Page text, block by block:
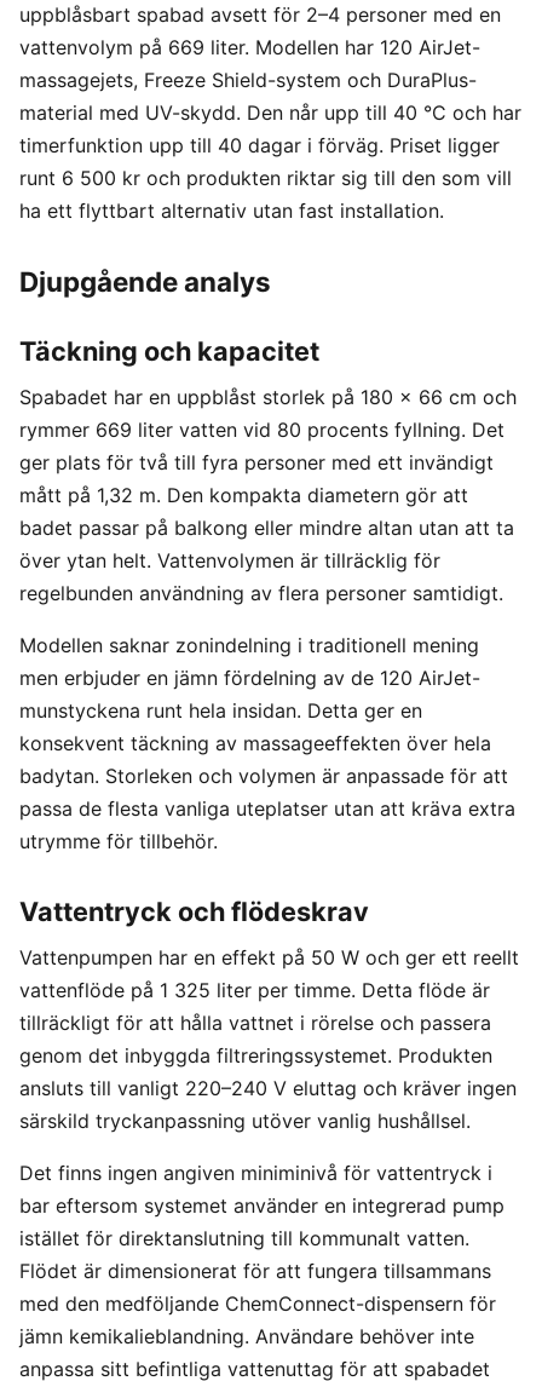
uppblåsbart spabad avsett för 2–4 personer med en
vattenvolym på 669 liter. Modellen har 120 AirJet-
massagejets, Freeze Shield-system och DuraPlus-
material med UV-skydd. Den når upp till 40 °C och har
timerfunktion upp till 40 dagar i förväg. Priset ligger
runt 6 500 kr och produkten riktar sig till den som vill
ha ett flyttbart alternativ utan fast installation.
Djupgående analys
Täckning och kapacitet
Spabadet har en uppblåst storlek på 180 × 66 cm och
rymmer 669 liter vatten vid 80 procents fyllning. Det
ger plats för två till fyra personer med ett invändigt
mått på 1,32 m. Den kompakta diametern gör att
badet passar på balkong eller mindre altan utan att ta
över ytan helt. Vattenvolymen är tillräcklig för
regelbunden användning av flera personer samtidigt.
Modellen saknar zonindelning i traditionell mening
men erbjuder en jämn fördelning av de 120 AirJet-
munstyckena runt hela insidan. Detta ger en
konsekvent täckning av massageeffekten över hela
badytan. Storleken och volymen är anpassade för att
passa de flesta vanliga uteplatser utan att kräva extra
utrymme för tillbehör.
Vattentryck och flödeskrav
Vattenpumpen har en effekt på 50 W och ger ett reellt
vattenflöde på 1 325 liter per timme. Detta flöde är
tillräckligt för att hålla vattnet i rörelse och passera
genom det inbyggda filtreringssystemet. Produkten
ansluts till vanligt 220–240 V eluttag och kräver ingen
särskild tryckanpassning utöver vanlig hushållsel.
Det finns ingen angiven miniminivå för vattentryck i
bar eftersom systemet använder en integrerad pump
istället för direktanslutning till kommunalt vatten.
Flödet är dimensionerat för att fungera tillsammans
med den medföljande ChemConnect-dispensern för
jämn kemikalieblandning. Användare behöver inte
anpassa sitt befintliga vattenuttag för att spabadet